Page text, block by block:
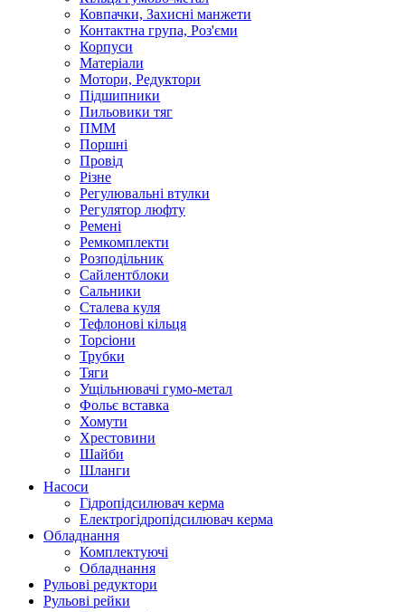
Ковпачки, Захисні манжети
Контактна група, Роз'єми
Корпуси
Матеріали
Мотори, Редуктори
Підшипники
Пильовики тяг
ПММ
Поршні
Провід
Різне
Регулювальні втулки
Регулятор люфту
Ремені
Ремкомплекти
Розподільник
Сайлентблоки
Сальники
Сталева куля
Тефлонові кільця
Торсіони
Трубки
Тяги
Ущільнювачі гумо-метал
Фольє вставка
Хомути
Хрестовини
Шайби
Шланги
Насоси
Гідропідсилювач керма
Електрогідропідсилювач керма
Обладнання
Комплектуючі
Обладнання
Рульові редуктори
Рульові рейки